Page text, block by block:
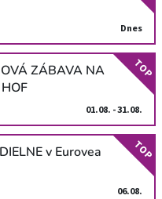
Dnes
ZÁBAVA NA
01.08. - 31.08.
TOP
v Eurovea
06.08.
TOP